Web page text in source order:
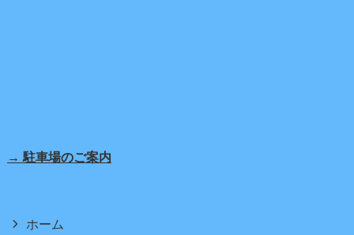
→ 駐車場のご案内
ホーム